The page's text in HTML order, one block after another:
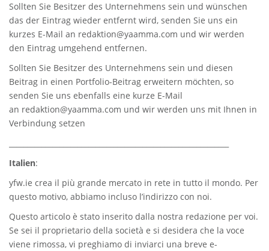
Sollten Sie Besitzer des Unternehmens sein und wünschen
das der Eintrag wieder entfernt wird, senden Sie uns ein
kurzes E-Mail an redaktion@yaamma.com und wir werden
den Eintrag umgehend entfernen.
Sollten Sie Besitzer des Unternehmens sein und diesen
Beitrag in einen Portfolio-Beitrag erweitern möchten, so
senden Sie uns ebenfalls eine kurze E-Mail
an redaktion@yaamma.com und wir werden uns mit Ihnen in
Verbindung setzen
Italien:
yfw.ie crea il più grande mercato in rete in tutto il mondo. Per
questo motivo, abbiamo incluso l’indirizzo con noi.
Questo articolo è stato inserito dalla nostra redazione per voi.
Se sei il proprietario della società e si desidera che la voce
viene rimossa, vi preghiamo di inviarci una breve e-